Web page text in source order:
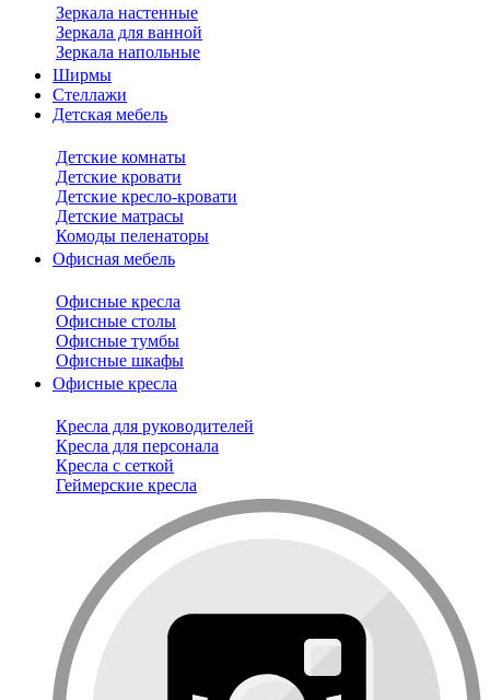
Зеркала настенные
Зеркала для ванной
Зеркала напольные
Ширмы
Стеллажи
Детская мебель
Детские комнаты
Детские кровати
Детские кресло-кровати
Детские матрасы
Комоды пеленаторы
Офисная мебель
Офисные кресла
Офисные столы
Офисные тумбы
Офисные шкафы
Офисные кресла
Кресла для руководителей
Кресла для персонала
Кресла с сеткой
Геймерские кресла